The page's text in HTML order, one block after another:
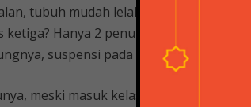
tubuh mudah lelah. Dan ini berlaku
ketiga? Hanya 2 penumpang dewasa
suspensi pada model ini telah
meski masuk kelas transporter